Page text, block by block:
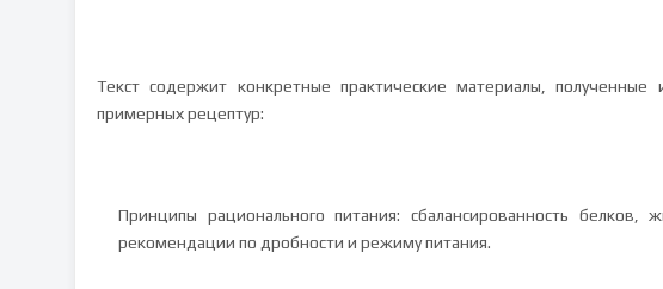
Текст содержит конкретные практические материалы,
примерных рецептур:
Принципы рационального питания: сбалансированность
рекомендации по дробности и режиму питания.